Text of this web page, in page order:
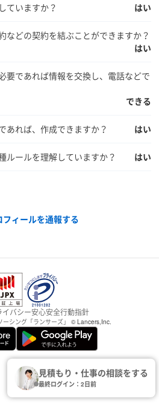
ていますか？ はい
などの契約を結ぶことができますか？
はい
要であれば情報を交換し、電話などで
できる
あれば、作成できますか？ はい
ルールを理解していますか？ はい
フィールを通報する
見積もり・仕事の相談をする
最終ログイン：2日前
イバシー安心安全行動指針
シング「ランサーズ」 © Lancers,Inc.